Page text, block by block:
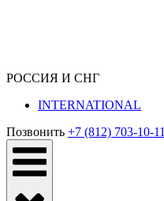
РОССИЯ И СНГ
INTERNATIONAL
Позвонить +7 (812) 703-10-11